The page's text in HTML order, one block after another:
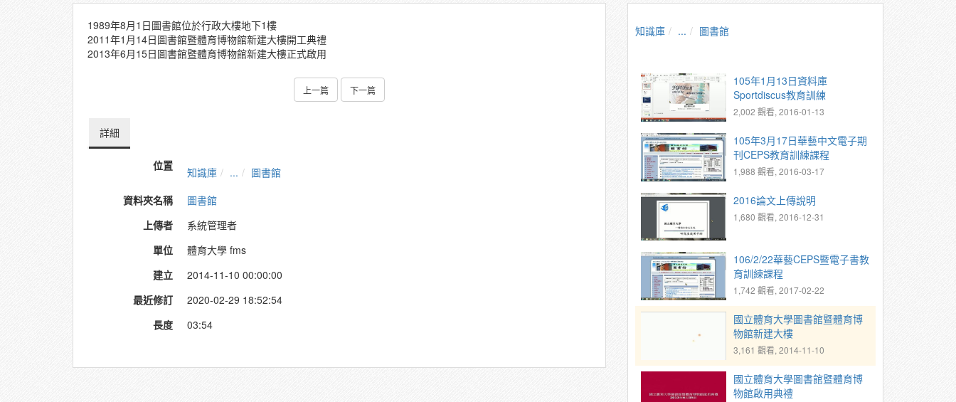
1989年8月1日圖書館位於行政大樓地下1樓
2011年1月14日圖書館暨體育博物館新建大樓開工典禮
2013年6月15日圖書館暨體育博物館新建大樓正式啟用
上一篇 下一篇
詳細
位置 知識庫 ...
圖書館
資料夾名稱
圖書館
上傳者
系統管理者
單位
體育大學 fms
建立
2014-11-10 00:00:00
最近修訂
2020-02-29 18:52:54
長度
03:54
知識庫 ... 圖書館
105年1月13日資料庫
Sportdiscus教育訓練
2,002 觀看, 2016-01-13
105年3月17日華藝中文電子期
刊CEPS教育訓練課程
1,988 觀看, 2016-03-17
2016論文上傳說明
1,680 觀看, 2016-12-31
106/2/22華藝CEPS暨電子書教
育訓練課程
1,742 觀看, 2017-02-22
國立體育大學圖書館暨體育博
物館新建大樓
3,161 觀看, 2014-11-10
國立體育大學圖書館暨體育博
物館啟用典禮